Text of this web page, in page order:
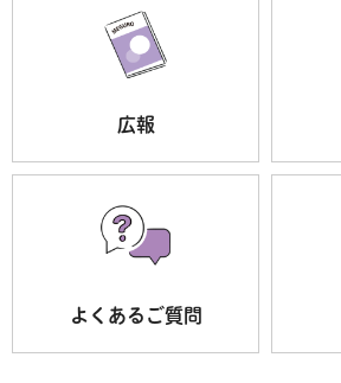
広報
よくあるご質問